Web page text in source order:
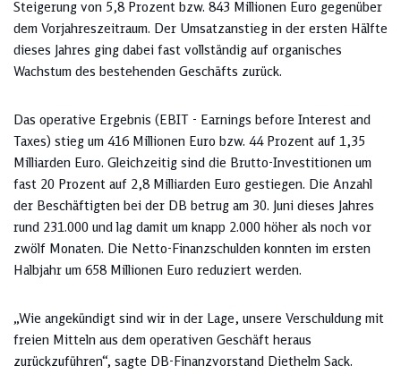
Steigerung von 5,8 Prozent bzw. 843 Millionen Euro gegenüber
dem Vorjahreszeitraum. Der Umsatzanstieg in der ersten Hälfte
dieses Jahres ging dabei fast vollständig auf organisches
Wachstum des bestehenden Geschäfts zurück.
Das operative Ergebnis (EBIT - Earnings before Interest and
Taxes) stieg um 416 Millionen Euro bzw. 44 Prozent auf 1,35
Milliarden Euro. Gleichzeitig sind die Brutto-Investitionen um
fast 20 Prozent auf 2,8 Milliarden Euro gestiegen. Die Anzahl
der Beschäftigten bei der DB betrug am 30. Juni dieses Jahres
rund 231.000 und lag damit um knapp 2.000 höher als noch vor
zwölf Monaten. Die Netto-Finanzschulden konnten im ersten
Halbjahr um 658 Millionen Euro reduziert werden.
„Wie angekündigt sind wir in der Lage, unsere Verschuldung mit
freien Mitteln aus dem operativen Geschäft heraus
zurückzuführen“, sagte DB-Finanzvorstand Diethelm Sack.